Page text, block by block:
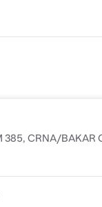
385, CRNA/BAKAR